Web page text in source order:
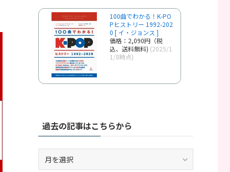
100曲でわかる！K-PO
Pヒストリー 1992-202
0 [ イ・ジョンス ]
価格：2,090円（税
込、送料無料) (2025/1
1/8時点)
過去の記事はこちらから